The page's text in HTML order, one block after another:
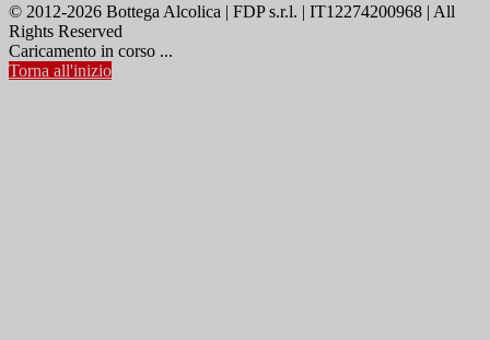
© 2012-2026 Bottega Alcolica | FDP s.r.l. | IT12274200968 | All
Rights Reserved
Caricamento in corso ...
Torna all'inizio